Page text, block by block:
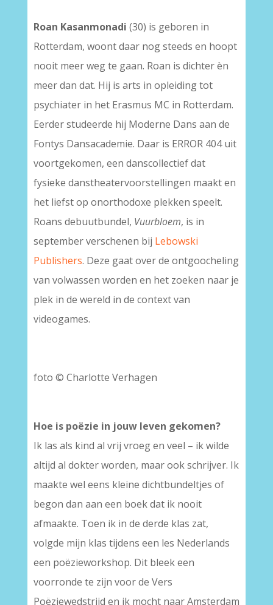
Roan Kasanmonadi (30) is geboren in
Rotterdam, woont daar nog steeds en hoopt
nooit meer weg te gaan. Roan is dichter èn
meer dan dat. Hij is arts in opleiding tot
psychiater in het Erasmus MC in Rotterdam.
Eerder studeerde hij Moderne Dans aan de
Fontys Dansacademie. Daar is ERROR 404 uit
voortgekomen, een danscollectief dat
fysieke danstheatervoorstellingen maakt en
het liefst op onorthodoxe plekken speelt.
Roans debuutbundel, Vuurbloem, is in
september verschenen bij Lebowski
Publishers. Deze gaat over de ontgoocheling
van volwassen worden en het zoeken naar je
plek in de wereld in de context van
videogames.
foto © Charlotte Verhagen
Hoe is poëzie in jouw leven gekomen?
Ik las als kind al vrij vroeg en veel – ik wilde
altijd al dokter worden, maar ook schrijver. Ik
maakte wel eens kleine dichtbundeltjes of
begon dan aan een boek dat ik nooit
afmaakte. Toen ik in de derde klas zat,
volgde mijn klas tijdens een les Nederlands
een poëzieworkshop. Dit bleek een
voorronde te zijn voor de Vers
Poëziewedstrijd en ik mocht naar Amsterdam